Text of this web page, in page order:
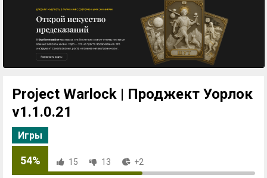
Project Warlock | Проджект Уорлок
v1.1.0.21
Игры
54% 15 13 +2